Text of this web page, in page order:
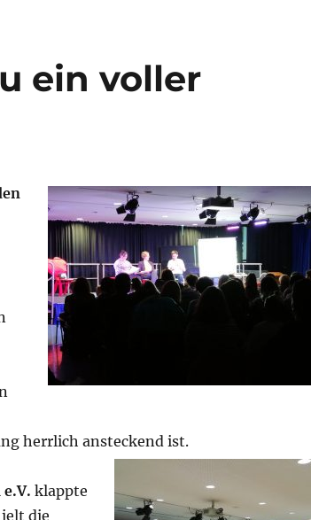
ein voller
en
herrlich ansteckend ist.
klappte
die